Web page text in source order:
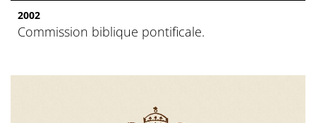
2002
Commission biblique pontificale.